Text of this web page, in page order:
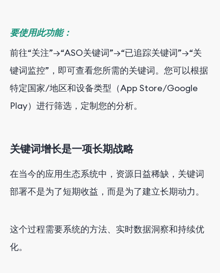
要使用此功能：
前往“关注”→“ASO关键词”→“已追踪关键词”→“关
键词监控”，即可查看您所需的关键词。您可以根据
特定国家/地区和设备类型（App Store/Google
Play）进行筛选，定制您的分析。
关键词增长是一项长期战略
在当今的应用生态系统中，资源日益稀缺，关键词
部署不是为了短期收益，而是为了建立长期动力。
这个过程需要系统的方法、实时数据洞察和持续优
化。